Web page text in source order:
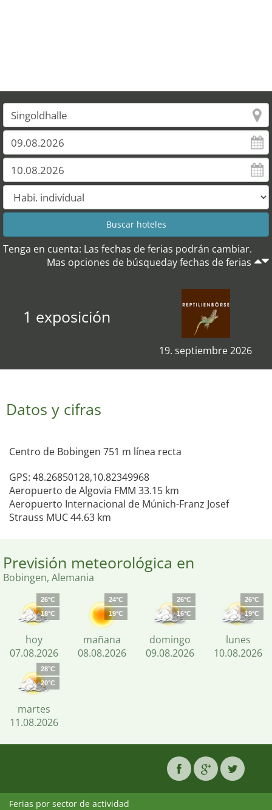
Tenga en cuenta: Las fechas de ferias podrán cambiar.
Mas opciones de búsqueday fechas de ferias
1 exposición
19. septiembre 2026
Datos y cifras
Centro de Bobingen 751 m línea recta
GPS: 48.26850128,10.82349968
Aeropuerto de Algovia FMM 33.15 km
Aeropuerto Internacional de Múnich-Franz Josef
Strauss MUC 44.63 km
Previsión meteorológica en
Bobingen, Alemania
26°C
18°C
hoy
07.08.2026
24°C
19°C
mañana
08.08.2026
26°C
16°C
domingo
09.08.2026
26°C
19°C
lunes
10.08.2026
28°C
20°C
martes
11.08.2026
Ferias por sector de actividad